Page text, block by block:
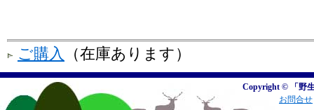
ご購入 （在庫あります）
Copyright © 「野
お問合せ